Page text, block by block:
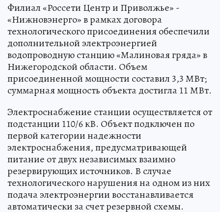
Филиал «Россети Центр и Приволжье» -
«Нижновэнерго» в рамках договора
технологического присоединения обеспечили
дополнительной электроэнергией
водопроводную станцию «Малиновая гряда» в
Нижегородской области. Объем
присоединенной мощности составил 3,3 МВт;
суммарная мощность объекта достигла 11 МВт.
Электроснабжение станции осуществляется от
подстанции 110/6 кВ. Объект подключен по
первой категории надежности
электроснабжения, предусматривающей
питание от двух независимых взаимно
резервирующих источников. В случае
технологического нарушения на одном из них
подача электроэнергии восстанавливается
автоматически за счет резервной схемы.